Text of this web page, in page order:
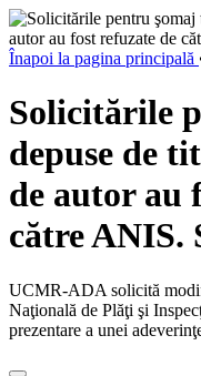
Înapoi la pagina principală
Solicitările
depuse de
de autor au
către ANIS.
UCMR-ADA solicită
Naţională de Plăţi şi
prezentare a unei